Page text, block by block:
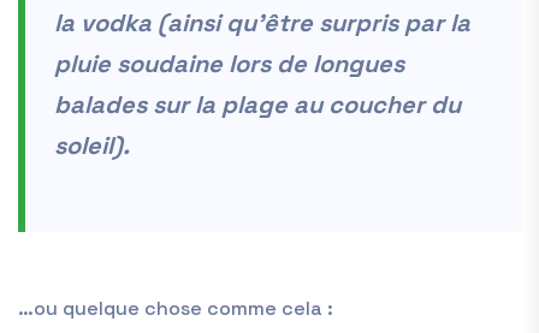
la vodka (ainsi qu’être surpris par la
pluie soudaine lors de longues
balades sur la plage au coucher du
soleil).
…ou quelque chose comme cela :